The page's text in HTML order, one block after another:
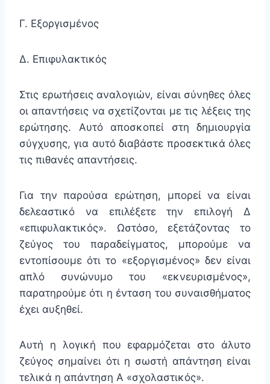
Γ. Εξοργισμένος
Δ. Επιφυλακτικός
Στις ερωτήσεις αναλογιών, είναι σύνηθες όλες
οι απαντήσεις να σχετίζονται με τις λέξεις της
ερώτησης. Αυτό αποσκοπεί στη δημιουργία
σύγχυσης, για αυτό διαβάστε προσεκτικά όλες
τις πιθανές απαντήσεις.
Για την παρούσα ερώτηση, μπορεί να είναι
δελεαστικό να επιλέξετε την επιλογή Δ
«επιφυλακτικός». Ωστόσο, εξετάζοντας το
ζεύγος του παραδείγματος, μπορούμε να
εντοπίσουμε ότι το «εξοργισμένος» δεν είναι
απλό συνώνυμο του «εκνευρισμένος»,
παρατηρούμε ότι η ένταση του συναισθήματος
έχει αυξηθεί.
Αυτή η λογική που εφαρμόζεται στο άλυτο
ζεύγος σημαίνει ότι η σωστή απάντηση είναι
τελικά η απάντηση Α «σχολαστικός».